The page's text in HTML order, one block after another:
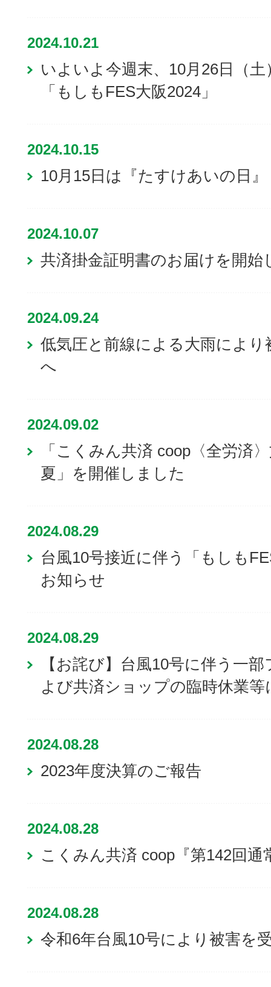
2024.10.21
いよいよ今週末、10月26日（
「もしもFES大阪2024」
2024.10.15
10月15日は『たすけあいの日』
2024.10.07
共済掛金証明書のお届けを開始
2024.09.24
低気圧と前線による大雨によ
へ
2024.09.02
「こくみん共済 coop〈全労済
夏」を開催しました
2024.08.29
台風10号接近に伴う「もしも
お知らせ
2024.08.29
【お詫び】台風10号に伴う一
よび共済ショップの臨時休業等
2024.08.28
2023年度決算のご報告
2024.08.28
こくみん共済 coop『第142回
2024.08.28
令和6年台風10号により被害を